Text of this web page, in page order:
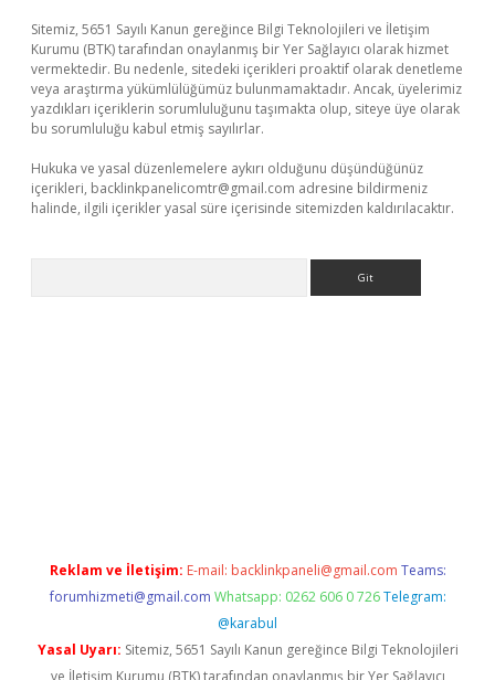
Sitemiz, 5651 Sayılı Kanun gereğince Bilgi Teknolojileri ve İletişim
Kurumu (BTK) tarafından onaylanmış bir Yer Sağlayıcı olarak hizmet
vermektedir. Bu nedenle, sitedeki içerikleri proaktif olarak denetleme
veya araştırma yükümlülüğümüz bulunmamaktadır. Ancak, üyelerimiz
yazdıkları içeriklerin sorumluluğunu taşımakta olup, siteye üye olarak
bu sorumluluğu kabul etmiş sayılırlar.
Hukuka ve yasal düzenlemelere aykırı olduğunu düşündüğünüz
içerikleri, backlinkpanelicomtr@gmail.com adresine bildirmeniz
halinde, ilgili içerikler yasal süre içerisinde sitemizden kaldırılacaktır.
Reklam ve İletişim: E-mail: backlinkpaneli@gmail.com Teams:
forumhizmeti@gmail.com Whatsapp: 0262 606 0 726 Telegram:
@karabul
Yasal Uyarı: Sitemiz, 5651 Sayılı Kanun gereğince Bilgi Teknolojileri
ve İletişim Kurumu (BTK) tarafından onaylanmış bir Yer Sağlayıcı